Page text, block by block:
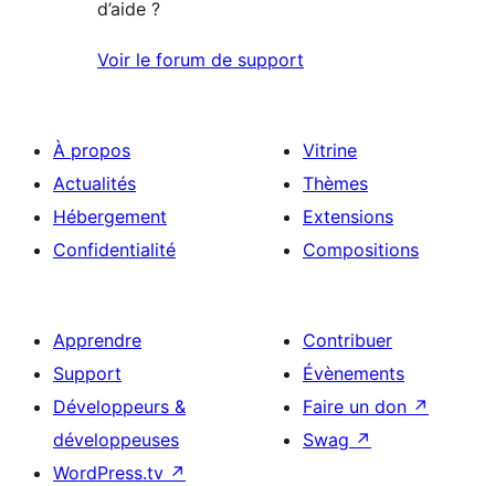
d’aide ?
Voir le forum de support
À propos
Actualités
Hébergement
Confidentialité
Vitrine
Thèmes
Extensions
Compositions
Apprendre
Support
Développeurs &
développeuses
WordPress.tv ↗
Contribuer
Évènements
Faire un don ↗
Swag ↗